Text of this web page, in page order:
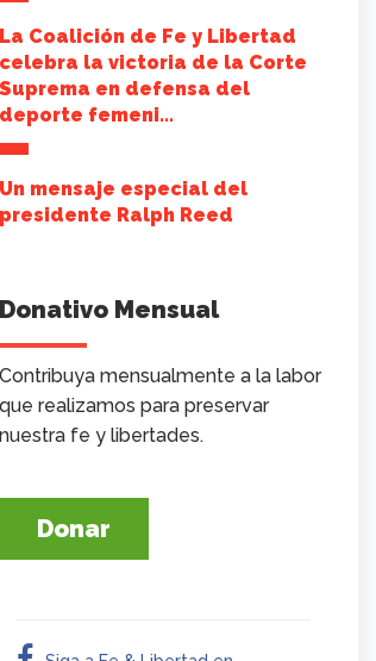
La Coalición de Fe y Libertad
celebra la victoria de la Corte
Suprema en defensa del
deporte femeni...
Un mensaje especial del
presidente Ralph Reed
Donativo Mensual
Contribuya mensualmente a la labor
que realizamos para preservar
nuestra fe y libertades.
Donar